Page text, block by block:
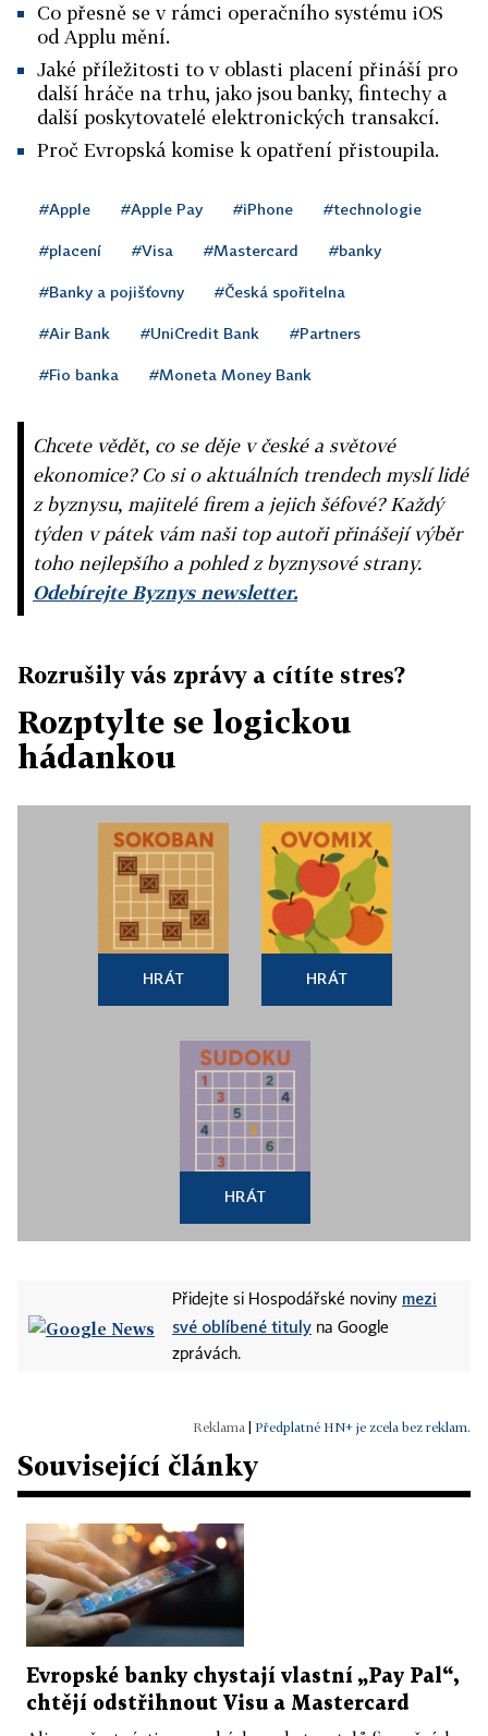
Co přesně se v rámci operačního systému iOS
od Applu mění.
Jaké příležitosti to v oblasti placení přináší pro
další hráče na trhu, jako jsou banky, fintechy a
další poskytovatelé elektronických transakcí.
Proč Evropská komise k opatření přistoupila.
#Apple #Apple Pay #iPhone #technologie
#placení #Visa #Mastercard #banky
#Banky a pojišťovny #Česká spořitelna
#Air Bank #UniCredit Bank #Partners
#Fio banka #Moneta Money Bank
Chcete vědět, co se děje v české a světové
ekonomice? Co si o aktuálních trendech myslí lidé
z byznysu, majitelé firem a jejich šéfové? Každý
týden v pátek vám naši top autoři přinášejí výběr
toho nejlepšího a pohled z byznysové strany.
Odebírejte Byznys newsletter.
Rozrušily vás zprávy a cítíte stres?
Rozptylte se logickou
hádankou
HRÁT HRÁT
HRÁT
Přidejte si Hospodářské noviny mezi
své oblíbené tituly na Google
zprávách.
Předplatné HN+ je zcela bez reklam.
Související články
Evropské banky chystají vlastní „Pay Pal“,
chtějí odstřihnout Visu a Mastercard